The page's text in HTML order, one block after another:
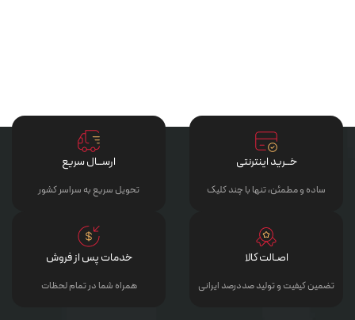
خــرید اینترنتی
ساده و مطمئن، تنها با چند کلیک
ارســال سریع
تحویل سریع به سراسر کشور
اصـالت کالا
تضمین کیفیت و تولید صددرصد ایرانی
خدمات پس از فروش
همراه شما در تمام لحظات